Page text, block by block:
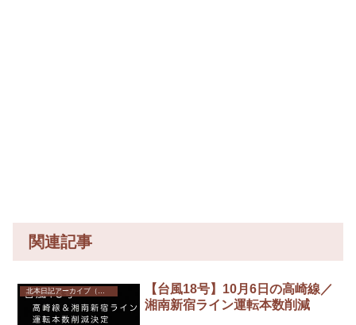
関連記事
北本日記アーカイブ（記録保存）
【台風18号】10月6日の高崎線／
湘南新宿ライン運転本数削減